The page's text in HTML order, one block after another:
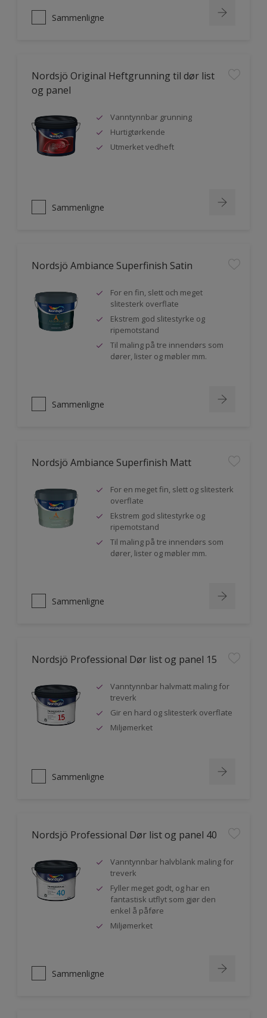
Sammenligne
Nordsjö Original Heftgrunning til dør list
og panel
Vanntynnbar grunning
Hurtigtørkende
Utmerket vedheft
Sammenligne
Nordsjö Ambiance Superfinish Satin
For en fin, slett och meget
slitesterk overflate
Ekstrem god slitestyrke og
ripemotstand
Til maling på tre innendørs som
dører, lister og møbler mm.
Sammenligne
Nordsjö Ambiance Superfinish Matt
For en meget fin, slett og slitesterk
overflate
Ekstrem god slitestyrke og
ripemotstand
Til maling på tre innendørs som
dører, lister og møbler mm.
Sammenligne
Nordsjö Professional Dør list og panel 15
Vanntynnbar halvmatt maling for
treverk
Gir en hard og slitesterk overflate
Miljømerket
Sammenligne
Nordsjö Professional Dør list og panel 40
Vanntynnbar halvblank maling for
treverk
Fyller meget godt, og har en
fantastisk utflyt som gjør den
enkel å påføre
Miljømerket
Sammenligne